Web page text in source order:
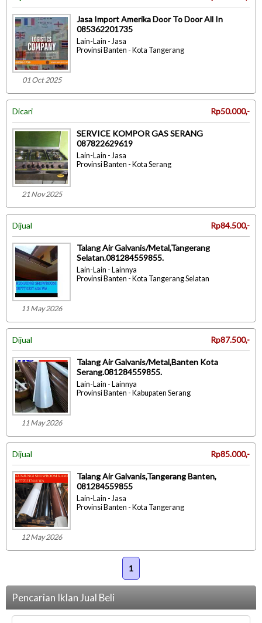
01 Oct 2025
Jasa Import Amerika Door To Door All In
085362201735
Lain-Lain - Jasa
Provinsi Banten - Kota Tangerang
Dicari Rp50.000,-
21 Nov 2025
SERVICE KOMPOR GAS SERANG
087822629619
Lain-Lain - Jasa
Provinsi Banten - Kota Serang
Dijual Rp84.500,-
11 May 2026
Talang Air Galvanis/Metal,Tangerang
Selatan.081284559855.
Lain-Lain - Lainnya
Provinsi Banten - Kota Tangerang Selatan
Dijual Rp87.500,-
11 May 2026
Talang Air Galvanis/Metal,Banten Kota
Serang.081284559855.
Lain-Lain - Lainnya
Provinsi Banten - Kabupaten Serang
Dijual Rp85.000,-
12 May 2026
Talang Air Galvanis,Tangerang Banten,
081284559855
Lain-Lain - Jasa
Provinsi Banten - Kota Tangerang
1
Pencarian Iklan Jual Beli